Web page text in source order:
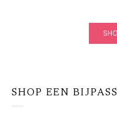
op
SHOP EEN